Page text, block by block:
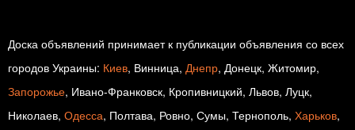
Доска объявлений принимает к публикации объявления со всех
городов Украины: Киев, Винница, Днепр, Донецк, Житомир,
Запорожье, Ивано-Франковск, Кропивницкий, Львов, Луцк,
Николаев, Одесса, Полтава, Ровно, Сумы, Тернополь, Харьков,